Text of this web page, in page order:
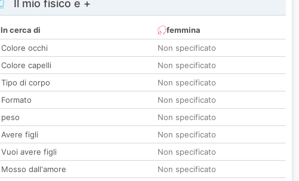
Il mio fisico e +
In cerca di
femmina
Colore occhi
Non specificato
Colore capelli
Non specificato
Tipo di corpo
Non specificato
Formato
Non specificato
peso
Non specificato
Avere figli
Non specificato
Vuoi avere figli
Non specificato
Mosso dall'amore
Non specificato